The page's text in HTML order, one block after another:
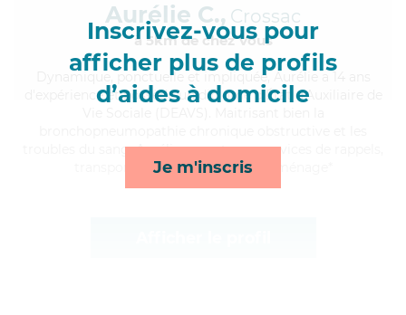
Inscrivez-vous pour
afficher plus de profils
d’aides à domicile
Je m'inscris
Aurélie C., Crossac
à 5km de chez Vous
, ponctuelle et impliquée, Aurélie a 14 ans
d'expérience et possède un diplôme d'État d'Auxiliaire de
troubles du sang, Aurélie apporte ses services de rappels,
transports, toilette/habillage et ménage*